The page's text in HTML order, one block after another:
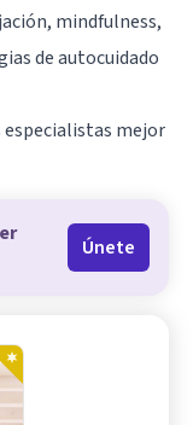
mindfulness,
de autocuidado
mejor
Únete